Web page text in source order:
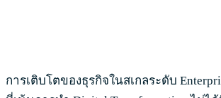
การเติบโตของธุรกิจในสเกลระดับ